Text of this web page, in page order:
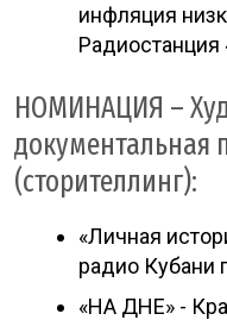
инфляция
НОМИНАЦИЯ –
документальная
(сторителлинг):
«Личная
радио Кубани
«НА ДНЕ» -